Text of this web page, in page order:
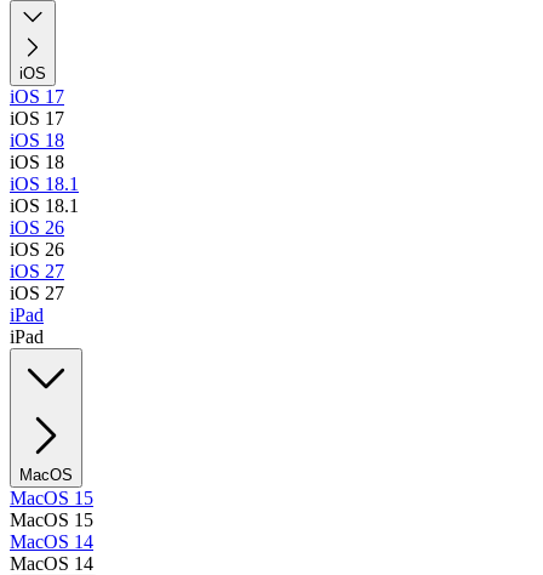
iOS
iOS 17
iOS 17
iOS 18
iOS 18
iOS 18.1
iOS 18.1
iOS 26
iOS 26
iOS 27
iOS 27
iPad
iPad
MacOS
MacOS 15
MacOS 15
MacOS 14
MacOS 14